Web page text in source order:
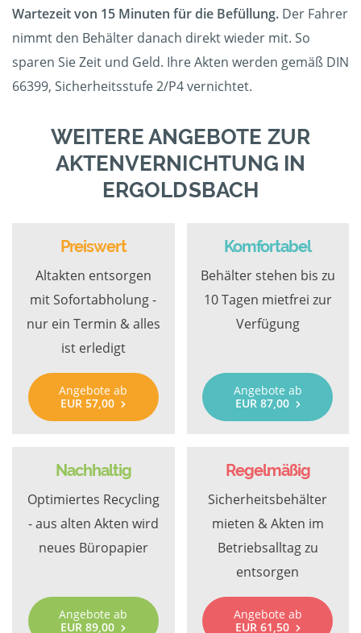
Wartezeit von 15 Minuten für die Befüllung. Der Fahrer
nimmt den Behälter danach direkt wieder mit. So
sparen Sie Zeit und Geld. Ihre Akten werden gemäß DIN
66399, Sicherheitsstufe 2/P4 vernichtet.
WEITERE ANGEBOTE ZUR
AKTENVERNICHTUNG IN
ERGOLDSBACH
Preiswert
Altakten entsorgen
mit Sofortabholung -
nur ein Termin & alles
ist erledigt
Angebote ab
EUR 57,00
Komfortabel
Behälter stehen bis zu
10 Tagen mietfrei zur
Verfügung
Angebote ab
EUR 87,00
Nachhaltig
Optimiertes Recycling
- aus alten Akten wird
neues Büropapier
Angebote ab
EUR 89,00
Regelmäßig
Sicherheitsbehälter
mieten & Akten im
Betriebsalltag zu
entsorgen
Angebote ab
EUR 61,50